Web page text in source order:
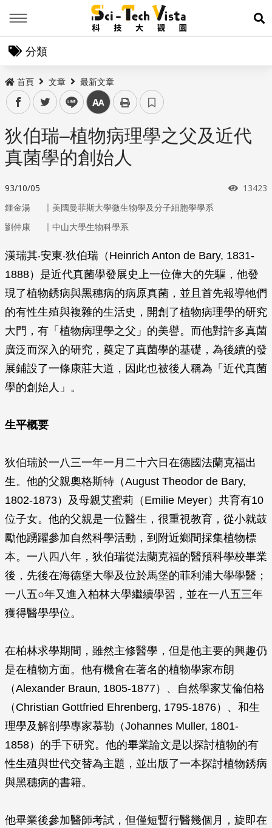
展
分類
首頁 文章 最新文章
facebooktwitter line 中
狄伯瑞–植物病理學之父及近代
真菌學的創始人
93/10/05 瀏覽次
13423
鍾金湯 ｜ 美國曼菲斯大學微生物學及分子細胞學學系
劉仲康
｜ 中山大學生物科學系
漢瑞其‧安東‧狄伯瑞（Heinrich Anton de Bary, 1831-
1888）是近代真菌學發展史上一位偉大的先驅，他發
現了植物銹病與黑穗病的病原真菌，並且首先報導牠們
的有性生殖與複雜的生活史，開創了植物病理學的研究
大門，有「植物病理學之父」的美譽。而他對許多真菌
廣泛而深入的研究，奠定了真菌學的基礎，為後續的發
展鋪設了一條康莊大道，因此也被後人稱為「近代真菌
學的創始人」。
生平概要
狄伯瑞於一八三一年一月二十六日在德國法蘭克福出
生。他的父親奧格斯特（August Theodor de Bary,
1802-1873）及母親艾蜜莉（Emilie Meyer）共育有10
位子女。他的父親是一位醫生，很重視教育，從小就鼓
勵他踴躍參加自然科學活動，到附近鄉間採集植物標
本。一八四八年，狄伯瑞從法蘭克福的醫預科學校畢業
後，先後在海德堡大學及位於馬堡的菲利浦大學學醫；
一八五○年又進入柏林大學繼續學習，並在一八五三年
獲得醫學學位。
在柏林求學期間，雖然主修醫學，但是他主要的興趣仍
是在植物方面。他有機會在著名的植物學家布朗
（Alexander Braun, 1805-1877）、自然學家艾倫伯格
（Christian Gottfried Ehrenberg, 1795-1876）、和生
理學及解剖學專家慕勒（Johannes Muller, 1801-
1858）的手下研究。他的畢業論文是以探討植物的有
性生殖與世代交替為主題，並出版了一本探討植物銹病
與黑穗病的書籍。
他畢業後參加醫師考試，但僅短暫行醫幾個月，旋即在